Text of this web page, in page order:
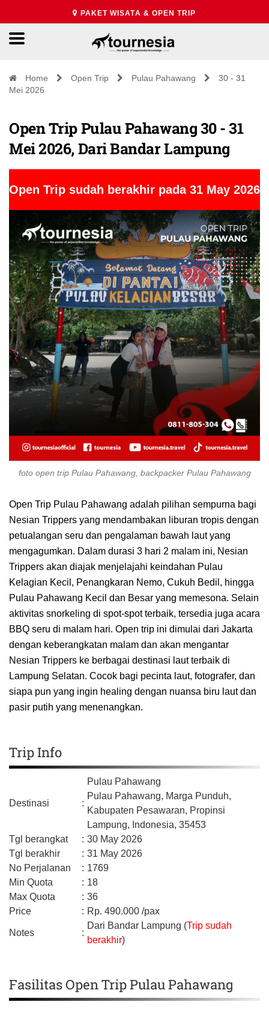
PAKET WISATA & OPEN TRIP
Home Open Trip Pulau Pahawang
30 - 31
Mei 2026
Open Trip Pulau Pahawang 30 - 31
Mei 2026, Dari Bandar Lampung
Open Trip sudah berakhir pada 31 May 2026
foto open trip Pulau Pahawang, backpacker Pulau Pahawang
Open Trip Pulau Pahawang adalah pilihan sempurna bagi
Nesian Trippers yang mendambakan liburan tropis dengan
petualangan seru dan pengalaman bawah laut yang
mengagumkan. Dalam durasi 3 hari 2 malam ini, Nesian
Trippers akan diajak menjelajahi keindahan Pulau
Kelagian Kecil, Penangkaran Nemo, Cukuh Bedil, hingga
Pulau Pahawang Kecil dan Besar yang memesona. Selain
aktivitas snorkeling di spot-spot terbaik, tersedia juga acara
BBQ seru di malam hari. Open trip ini dimulai dari Jakarta
dengan keberangkatan malam dan akan mengantar
Nesian Trippers ke berbagai destinasi laut terbaik di
Lampung Selatan. Cocok bagi pecinta laut, fotografer, dan
siapa pun yang ingin healing dengan nuansa biru laut dan
pasir putih yang menenangkan.
Trip Info
Destinasi :
Pulau Pahawang
Pulau Pahawang, Marga Punduh,
Kabupaten Pesawaran, Propinsi
Lampung, Indonesia, 35453
Tgl berangkat
: 30 May 2026
Tgl berakhir
: 31 May 2026
No Perjalanan
: 1769
Min Quota
: 18
Max Quota
: 36
Price
: Rp. 490.000 /pax
Notes :
Dari Bandar Lampung (Trip sudah
berakhir)
Fasilitas Open Trip Pulau Pahawang